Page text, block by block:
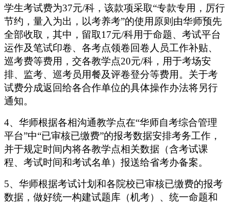
学生考试费为37元/科， 该款项采取“专款专用，厉行
节约，量入为出，以考养考”的使用原则由华师预先
全部收取，其中， 留取17元/科用于命题、考试平台
运作及笔试印卷、各考点领卷回卷人员工作补贴、
巡考费等费用，交各教学点20元/科，用于考场安
排、监考、巡考员用餐及评卷登分等费用。关于考
试费分成返回给各合作单位的具体操作办法将另行
通知。
4、 华师根据各相沟通教学点在“华师自考综合管理
平台”中“已审核已缴费”的报考数据安排考务工作，
并于规定时间内将各教学点相关数据（含考试课
程、考试时间和考试名单）报送给省考办备案。
5、 华师根据考试计划和各院校已审核已缴费的报考
数据，做好统一构建试题库（机考）、统一命题和